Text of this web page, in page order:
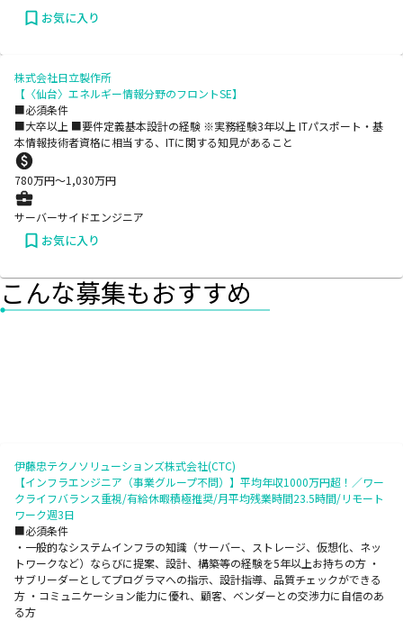
お気に入り
株式会社日立製作所
【〈仙台〉エネルギー情報分野のフロントSE】
■必須条件
■大卒以上 ■要件定義基本設計の経験 ※実務経験3年以上 ITパスポート・基
本情報技術者資格に相当する、ITに関する知見があること
780万円〜1,030万円
サーバーサイドエンジニア
お気に入り
こんな募集もおすすめ
伊藤忠テクノソリューションズ株式会社(CTC)
【インフラエンジニア（事業グループ不問）】平均年収1000万円超！／ワー
クライフバランス重視/有給休暇積極推奨/月平均残業時間23.5時間/リモート
ワーク週3日
■必須条件
・一般的なシステムインフラの知識（サーバー、ストレージ、仮想化、ネッ
トワークなど）ならびに提案、設計、構築等の経験を5年以上お持ちの方 ・
サブリーダーとしてプログラマへの指示、設計指導、品質チェックができる
方 ・コミュニケーション能力に優れ、顧客、ベンダーとの交渉力に自信のあ
る方